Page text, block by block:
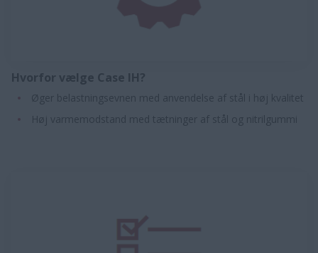
Hvorfor vælge Case IH?
Øger belastningsevnen med anvendelse af stål i høj kvalitet
Høj varmemodstand med tætninger af stål og nitrilgummi